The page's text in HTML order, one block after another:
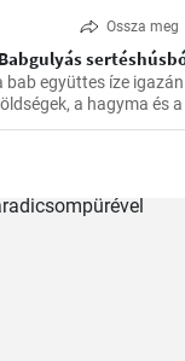
Ossza meg
bab együttes íze
a hagyma és
mindig egy sűrű,